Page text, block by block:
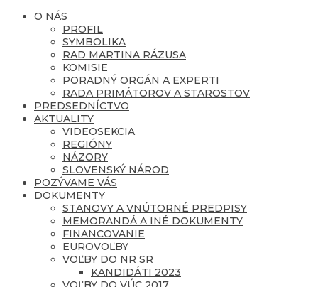
O NÁS
PROFIL
SYMBOLIKA
RAD MARTINA RÁZUSA
KOMISIE
PORADNÝ ORGÁN A EXPERTI
RADA PRIMÁTOROV A STAROSTOV
PREDSEDNÍCTVO
AKTUALITY
VIDEOSEKCIA
REGIÓNY
NÁZORY
SLOVENSKÝ NÁROD
POZÝVAME VÁS
DOKUMENTY
STANOVY A VNÚTORNÉ PREDPISY
MEMORANDÁ A INÉ DOKUMENTY
FINANCOVANIE
EUROVOĽBY
VOĽBY DO NR SR
KANDIDÁTI 2023